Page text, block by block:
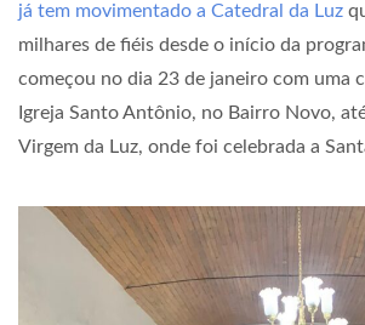
já tem movimentado a Catedral da Luz
milhares de fiéis desde o início da
começou no dia 23 de janeiro com uma
Igreja Santo Antônio, no Bairro Novo,
Virgem da Luz, onde foi celebrada a